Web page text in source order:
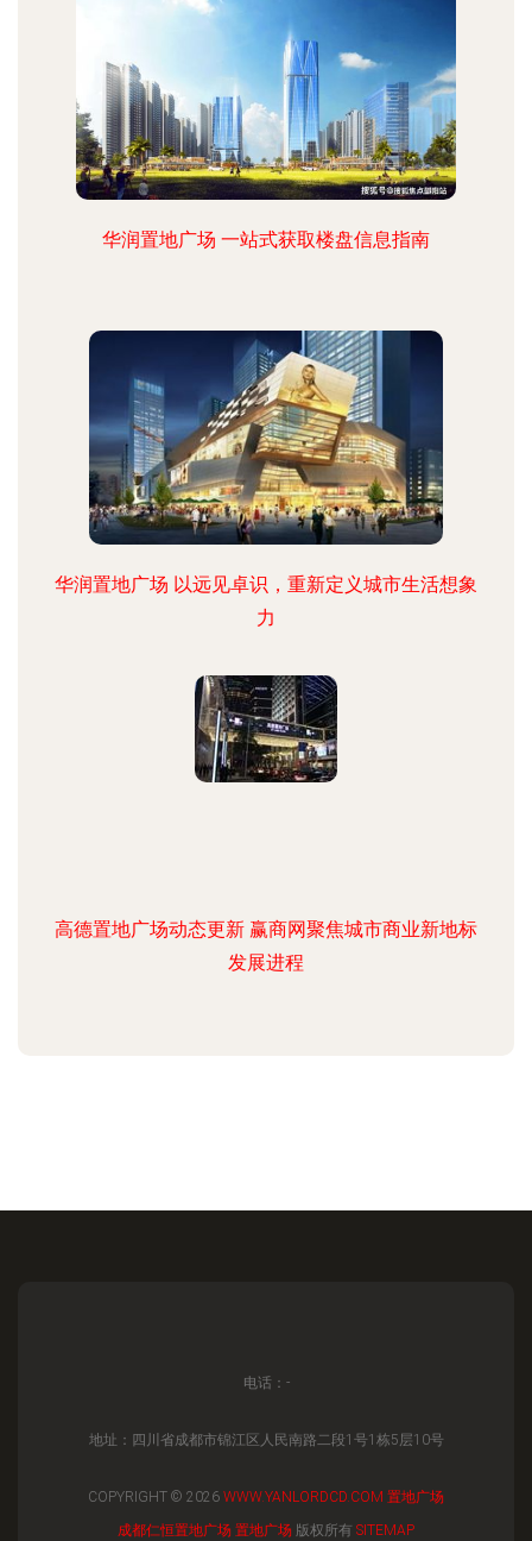
华润置地广场 一站式获取楼盘信息指南
华润置地广场 以远见卓识，重新定义城市生活想象
力
高德置地广场动态更新 赢商网聚焦城市商业新地标
发展进程
电话：-
地址：四川省成都市锦江区人民南路二段1号1栋5层10号
COPYRIGHT © 2026 WWW.YANLORDCD.COM 置地广场
成都仁恒置地广场 置地广场 版权所有 SITEMAP